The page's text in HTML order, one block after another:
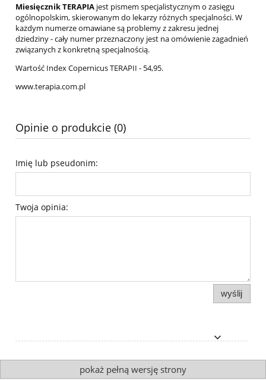
Miesięcznik TERAPIA jest pismem specjalistycznym o zasięgu
ogólnopolskim, skierowanym do lekarzy różnych specjalności. W
każdym numerze omawiane są problemy z zakresu jednej
dziedziny - cały numer przeznaczony jest na omówienie zagadnień
związanych z konkretną specjalnością.
Wartość Index Copernicus TERAPII - 54,95.
www.terapia.com.pl
Opinie o produkcie (0)
Imię lub pseudonim:
Twoja opinia:
wyślij
pokaż pełną wersję strony